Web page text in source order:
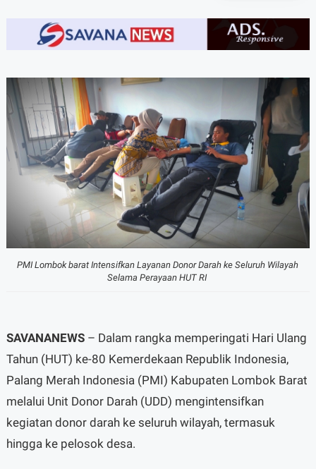
A- A+
PMI Lombok barat Intensifkan Layanan Donor Darah ke Seluruh Wilayah
Selama Perayaan HUT RI
SAVANANEWS– Dalam rangka memperingati Hari Ulang
Tahun (HUT) ke-80 Kemerdekaan Republik Indonesia,
Palang Merah Indonesia (PMI) Kabupaten Lombok Barat
melalui Unit Donor Darah (UDD) mengintensifkan
kegiatan donor darah ke seluruh wilayah, termasuk
hingga ke pelosok desa.